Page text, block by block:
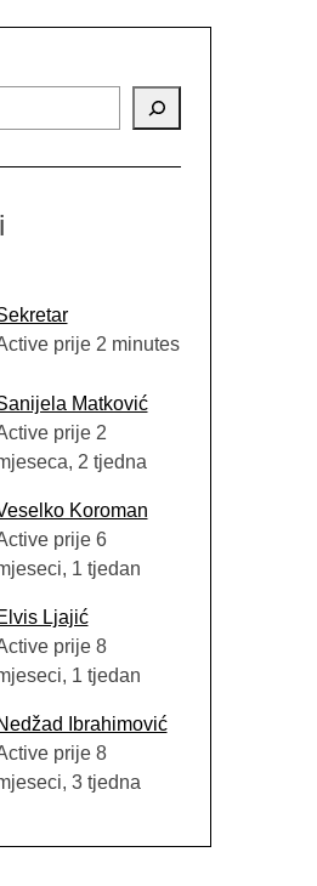
prije 2 minutes
Matković
prije 2
2 tjedna
Koroman
prije 6
1 tjedan
Ljajić
prije 8
1 tjedan
Ibrahimović
prije 8
3 tjedna